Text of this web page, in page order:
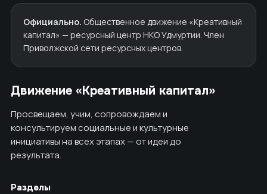
Официально. Общественное движение «Креативный
капитал» — ресурсный центр НКО Удмуртии. Член
Приволжской сети ресурсных центров.
Движение «Креативный капитал»
Просвещаем, учим, сопровождаем и
консультируем социальные и культурные
инициативы на всех этапах — от идеи до
результата.
Разделы